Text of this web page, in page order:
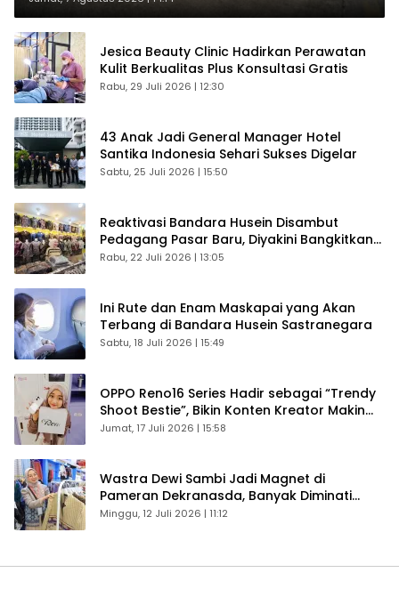
Jesica Beauty Clinic Hadirkan Perawatan
Kulit Berkualitas Plus Konsultasi Gratis
Rabu, 29 Juli 2026 | 12:30
43 Anak Jadi General Manager Hotel
Santika Indonesia Sehari Sukses Digelar
Sabtu, 25 Juli 2026 | 15:50
Reaktivasi Bandara Husein Disambut
Pedagang Pasar Baru, Diyakini Bangkitkan
Kembali Ekonomi Bandung
Rabu, 22 Juli 2026 | 13:05
Ini Rute dan Enam Maskapai yang Akan
Terbang di Bandara Husein Sastranegara
Sabtu, 18 Juli 2026 | 15:49
OPPO Reno16 Series Hadir sebagai “Trendy
Shoot Bestie”, Bikin Konten Kreator Makin
Betah
Jumat, 17 Juli 2026 | 15:58
Wastra Dewi Sambi Jadi Magnet di
Pameran Dekranasda, Banyak Diminati
Pengunjung
Minggu, 12 Juli 2026 | 11:12